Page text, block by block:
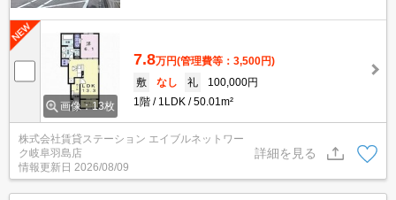
画像：13枚
7.8万円(管理費等：3,500円)
敷
なし 礼
100,000円
1階
1LDK 50.01m²
株式会社賃貸ステーション エイブルネットワー
ク岐阜羽島店
情報更新日 2026/08/09
詳細を見る